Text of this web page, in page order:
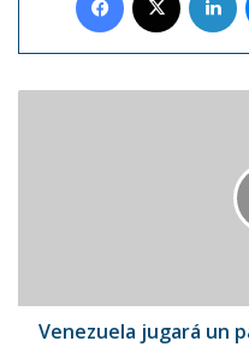
Venezuela jugará un